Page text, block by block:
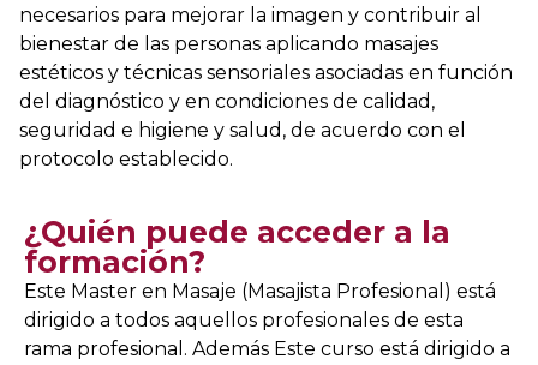
necesarios para mejorar la imagen y contribuir al
bienestar de las personas aplicando masajes
estéticos y técnicas sensoriales asociadas en función
del diagnóstico y en condiciones de calidad,
seguridad e higiene y salud, de acuerdo con el
protocolo establecido.
¿Quién puede acceder a la
formación?
Este Master en Masaje (Masajista Profesional) está
dirigido a todos aquellos profesionales de esta
rama profesional. Además Este curso está dirigido a